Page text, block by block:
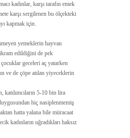
kadınlar, karşı tarafın emek
karşı sergilenen bu ölçekteki
kapmak için.
yemeklerin hayvan
edildiğini de pek
geceleri aç yatarken
ve de çöpe atılan yiyeceklerin
katılımcıların 5-10 bin lira
hiç nasiplenmemiş
hatta yalana bile müracaat
kadınların uğradıkları haksız